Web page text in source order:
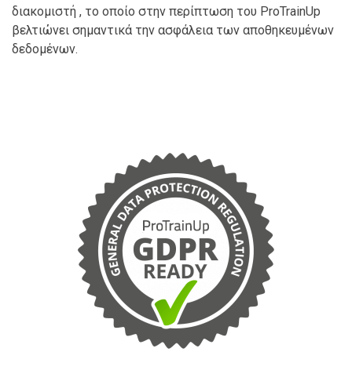
διακομιστή , το οποίο στην περίπτωση του ProTrainUp
βελτιώνει σημαντικά την ασφάλεια των αποθηκευμένων
δεδομένων.